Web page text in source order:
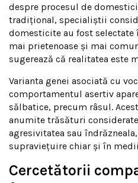
despre procesul de
tradițional, specialiștii
domesticite au fost
mai prietenoase și mai
sugerează că realitatea este
Varianta genei asociată cu
comportamentul asertiv
sălbatice, precum râsul.
anumite trăsături
agresivitatea sau
supraviețuire chiar și în
Cercetătorii